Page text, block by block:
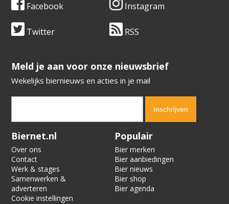
Facebook Instagram
Twitter RSS
​​​​​​​Meld je aan voor onze nieuwsbrief
Wekelijks biernieuws en acties in je mail
Verification code:
Biernet.nl
Over ons
Contact
Werk & stages
Samenwerken &
adverteren
Cookie instellingen
Populair
Bier merken
Bier aanbiedingen
Bier nieuws
Bier shop
Bier agenda